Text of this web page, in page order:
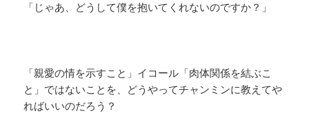
「じゃあ、どうして僕を抱いてくれないのですか？」
「親愛の情を示すこと」イコール「肉体関係を結ぶこ
と」ではないことを、どうやってチャンミンに教えてや
ればいいのだろう？